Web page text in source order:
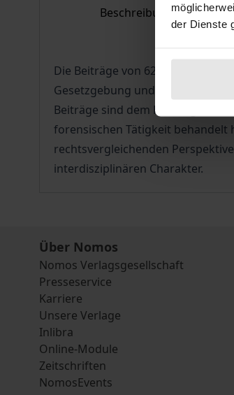
der Dienste
Beschreibung
Die Beiträge von 62 Autoren aus
Gesetzgebung und
Beiträge sind dem
forensischen Tätigkeit behandelt
rechtsvergleichenden
interdisziplinären Charakter.
Über Nomos
Nomos Verlagsgesellschaft
Presseservice
Karriere
Unsere Verlage
Inlibra
Online-Module
Zeitschriften
NomosEvents